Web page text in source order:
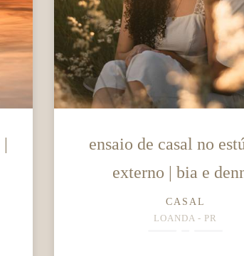
ensaio de casal no
externo | bia e
CASAL
LOANDA - PR